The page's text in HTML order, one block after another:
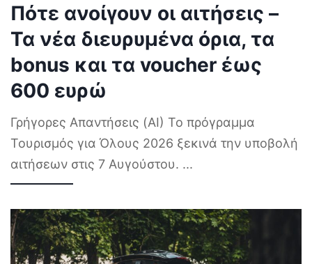
Πότε ανοίγουν οι αιτήσεις –
Τα νέα διευρυμένα όρια, τα
bonus και τα voucher έως
600 ευρώ
Γρήγορες Απαντήσεις (AI) Το πρόγραμμα
Τουρισμός για Όλους 2026 ξεκινά την υποβολή
αιτήσεων στις 7 Αυγούστου. ...